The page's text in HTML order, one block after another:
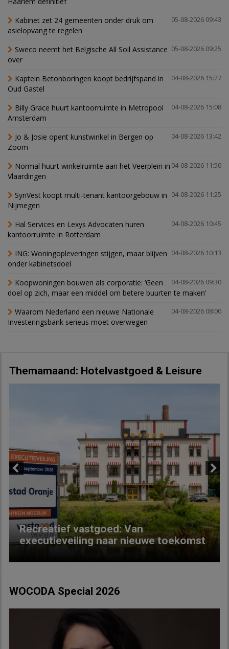
05-08-2026 09:43
Kabinet zet 24 gemeenten onder druk om
asielopvang te regelen
05-08-2026 09:25
Sweco neemt het Belgische All Soil Assistance
over
04-08-2026 15:27
Kaptein Betonboringen koopt bedrijfspand in
Oud Gastel
04-08-2026 15:08
Billy Grace huurt kantoorruimte in Metropool
Amsterdam
04-08-2026 13:42
Jo & Josie opent kunstwinkel in Bergen op
Zoom
04-08-2026 11:50
Normal huurt winkelruimte aan het Veerplein in
Vlaardingen
04-08-2026 11:25
SynVest koopt multi-tenant kantoorgebouw in
Nijmegen
04-08-2026 10:45
Hal Services en Lexys Advocaten huren
kantoorruimte in Rotterdam
04-08-2026 10:13
ING: Woningopleveringen stijgen, maar blijven
onder kabinetsdoel
04-08-2026 09:30
Koopwoningen bouwen als corporatie: ‘Geen
doel op zich, maar een middel om betere buurten te maken’
04-08-2026 08:00
Waarom Nederland een nieuwe Nationale
Investeringsbank serieus moet overwegen
Themamaand: Hotelvastgoed & Leisure
Recreatief vastgoed: Van
executieveiling naar nieuwe toekomst
Next
WOCODA Special 2026